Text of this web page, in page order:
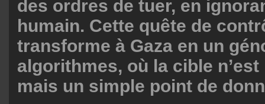
des ordres de tuer, en
humain. Cette quête de
transforme à Gaza en un
algorithmes, où la cible n’est
mais un simple point de